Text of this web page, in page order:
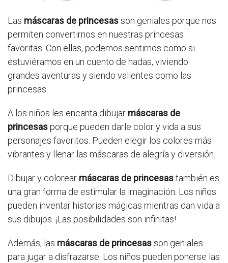
Las máscaras de princesasson geniales porque nos
permiten convertirnos en nuestras princesas
favoritas. Con ellas, podemos sentirnos como si
estuviéramos en un cuento de hadas, viviendo
grandes aventuras y siendo valientes como las
princesas.
A los niños les encanta dibujar máscaras de
princesasporque pueden darle color y vida a sus
personajes favoritos. Pueden elegir los colores más
vibrantes y llenar las máscaras de alegría y diversión.
Dibujar y colorear máscaras de princesastambién es
una gran forma de estimular la imaginación. Los niños
pueden inventar historias mágicas mientras dan vida a
sus dibujos. ¡Las posibilidades son infinitas!
Además, las máscaras de princesasson geniales
para jugar a disfrazarse. Los niños pueden ponerse las